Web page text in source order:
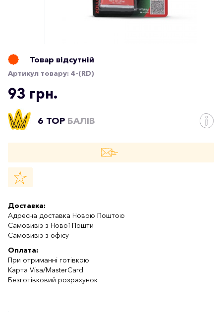
Товар відсутній
Артикул товару: 4-(RD)
93 грн.
6 TOP БАЛІВ
Доставка:
Адресна доставка Новою Поштою
Самовивіз з Нової Пошти
Самовивіз з офісу
Оплата:
При отриманні готівкою
Карта Visa/MasterCard
Безготівковий розрахунок